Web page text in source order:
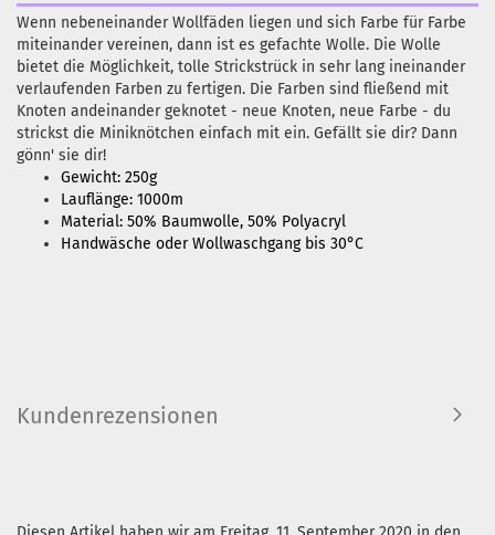
Wenn nebeneinander Wollfäden liegen und sich Farbe für Farbe
miteinander vereinen, dann ist es gefachte Wolle. Die Wolle
bietet die Möglichkeit, tolle Strickstrück in sehr lang ineinander
verlaufenden Farben zu fertigen. Die Farben sind fließend mit
Knoten andeinander geknotet - neue Knoten, neue Farbe - du
strickst die Miniknötchen einfach mit ein. Gefällt sie dir? Dann
gönn' sie dir!
Gewicht: 250g
Lauflänge: 1000m
Material: 50% Baumwolle, 50% Polyacryl
Handwäsche oder Wollwaschgang bis 30°C
Kundenrezensionen